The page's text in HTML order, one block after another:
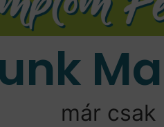
már csak